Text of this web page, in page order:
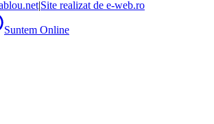
|Site realizat de e-web.ro
Suntem Online